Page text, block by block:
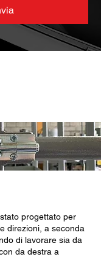
progettato per
direzioni, a seconda
di lavorare sia da
da destra a